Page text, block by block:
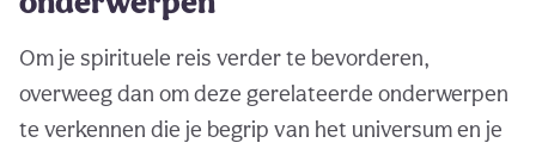
Om je spirituele reis verder te bevorderen,
overweeg dan om deze gerelateerde onderwerpen
te verkennen die je begrip van het universum en je